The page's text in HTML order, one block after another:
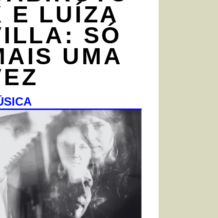
E LUÍZA
SÓ
UMA